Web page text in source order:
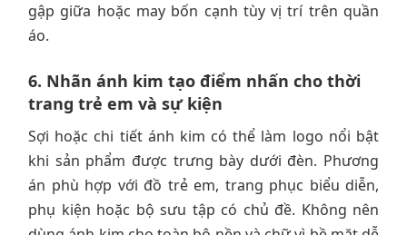
gập giữa hoặc may bốn cạnh tùy vị trí trên quần
áo.
6. Nhãn ánh kim tạo điểm nhấn cho thời
trang trẻ em và sự kiện
Sợi hoặc chi tiết ánh kim có thể làm logo nổi bật
khi sản phẩm được trưng bày dưới đèn. Phương
án phù hợp với đồ trẻ em, trang phục biểu diễn,
phụ kiện hoặc bộ sưu tập có chủ đề. Không nên